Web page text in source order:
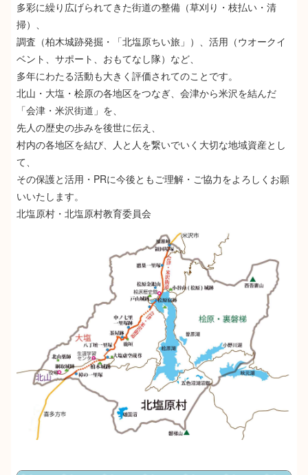
多彩に繰り広げられてきた街道の整備（草刈り・枝払い・清
掃）、
調査（柏木城跡発掘・「北塩原ちい旅」）、活用（ウオークイ
ベント、サポート、おもてなし隊）など、
多年にわたる活動も大きく評価されてのことです。
北山・大塩・桧原の各地区をつなぎ、会津から米沢を結んだ
「会津・米沢街道」を、
先人の歴史の歩みを後世に伝え、
村内の各地区を結び、人と人を繋いでいく大切な地域資産とし
て、
その保護と活用・PRに今後ともご理解・ご協力をよろしくお願
いいたします。
北塩原村・北塩原村教育委員会